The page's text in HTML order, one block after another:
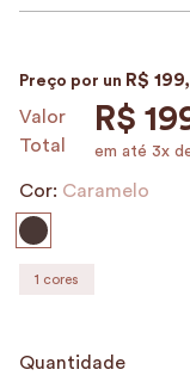
Preço por un R$ 199,
Valor
Total
R$
em até 3x
Cor: Caramelo
1 cores
Quantidade
4º
cinto
6
avental
7º
nécessaire
carteira